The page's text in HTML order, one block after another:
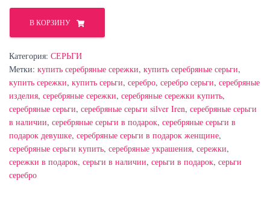
Количество
товара
Серебряные
В КОРЗИНУ
Категория: СЕРЬГИ
Метки: купить серебряные сережки, купить серебряные серьги,
купить сережки, купить серьги, серебро, серебро серьги, серебряные
изделия, серебряные сережки, серебряные сережки купить,
серебряные серьги, серебряные серьги silver Iren, серебряные серьги
в наличии, серебряные серьги в подарок, серебряные серьги в
подарок девушке, серебряные серьги в подарок женщине,
серебряные серьги купить, серебряные украшения, сережки,
сережки в подарок, серьги в наличии, серьги в подарок, серьги
серебро